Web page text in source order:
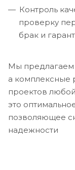
Контроль
проверку
брак и
Мы предлагаем
а комплексные
проектов
это
позволяющее
надежности